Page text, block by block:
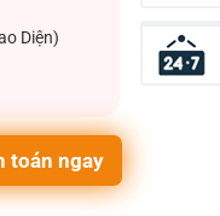
Diện)
toán ngay